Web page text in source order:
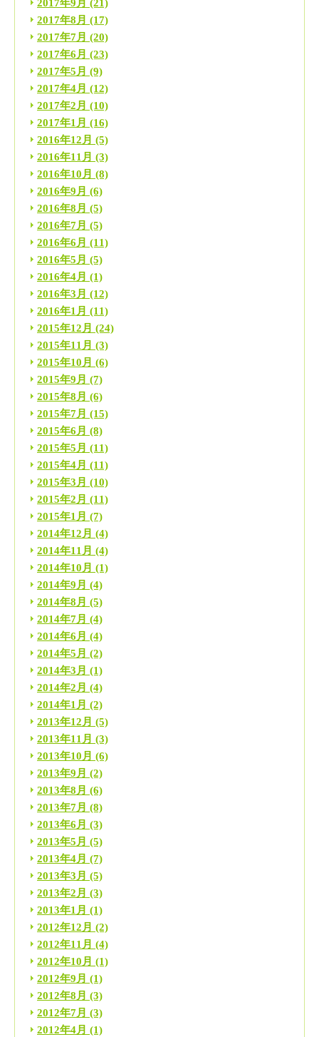
2017年9月 (21)
2017年8月 (17)
2017年7月 (20)
2017年6月 (23)
2017年5月 (9)
2017年4月 (12)
2017年2月 (10)
2017年1月 (16)
2016年12月 (5)
2016年11月 (3)
2016年10月 (8)
2016年9月 (6)
2016年8月 (5)
2016年7月 (5)
2016年6月 (11)
2016年5月 (5)
2016年4月 (1)
2016年3月 (12)
2016年1月 (11)
2015年12月 (24)
2015年11月 (3)
2015年10月 (6)
2015年9月 (7)
2015年8月 (6)
2015年7月 (15)
2015年6月 (8)
2015年5月 (11)
2015年4月 (11)
2015年3月 (10)
2015年2月 (11)
2015年1月 (7)
2014年12月 (4)
2014年11月 (4)
2014年10月 (1)
2014年9月 (4)
2014年8月 (5)
2014年7月 (4)
2014年6月 (4)
2014年5月 (2)
2014年3月 (1)
2014年2月 (4)
2014年1月 (2)
2013年12月 (5)
2013年11月 (3)
2013年10月 (6)
2013年9月 (2)
2013年8月 (6)
2013年7月 (8)
2013年6月 (3)
2013年5月 (5)
2013年4月 (7)
2013年3月 (5)
2013年2月 (3)
2013年1月 (1)
2012年12月 (2)
2012年11月 (4)
2012年10月 (1)
2012年9月 (1)
2012年8月 (3)
2012年7月 (3)
2012年4月 (1)